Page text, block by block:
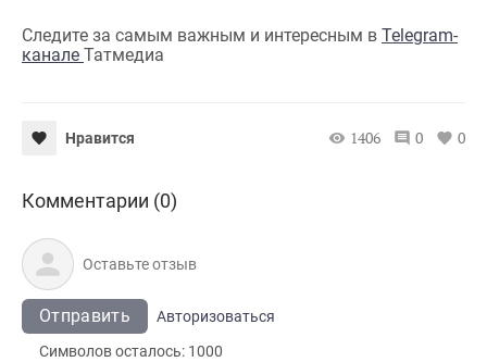
Следите за самым важным и интересным в Telegram-
канале Татмедиа
Нравится 1406 0 0
Комментарии (0)
Отправить
Авторизоваться
Символов осталось: 1000